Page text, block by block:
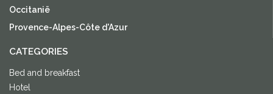
Occitanië
Provence-Alpes-Côte d'Azur
CATEGORIES
Bed and breakfast
Hotel